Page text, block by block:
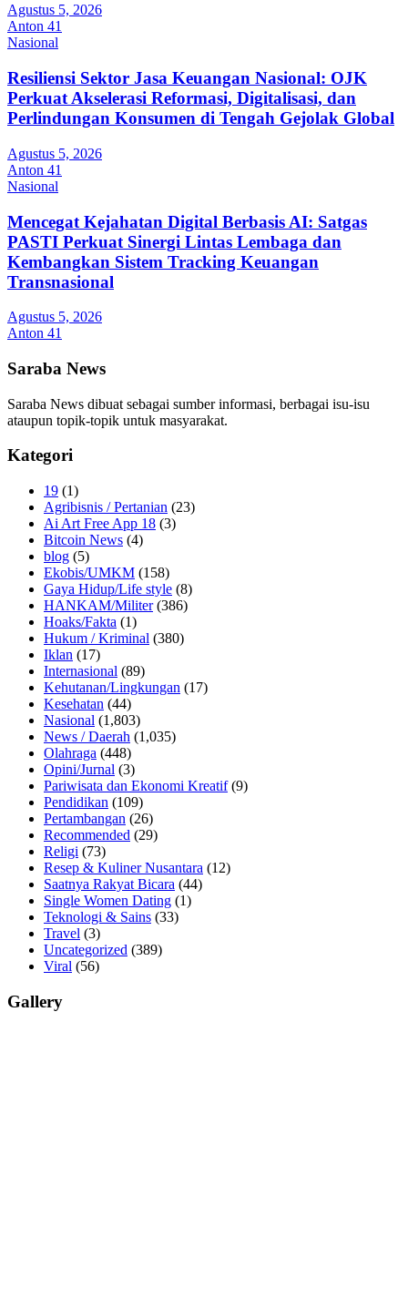
Agustus 5, 2026
Anton 41
Nasional
Resiliensi Sektor Jasa Keuangan Nasional: OJK
Perkuat Akselerasi Reformasi, Digitalisasi, dan
Perlindungan Konsumen di Tengah Gejolak Global
Agustus 5, 2026
Anton 41
Nasional
Mencegat Kejahatan Digital Berbasis AI: Satgas
PASTI Perkuat Sinergi Lintas Lembaga dan
Kembangkan Sistem Tracking Keuangan
Transnasional
Agustus 5, 2026
Anton 41
Saraba News
Saraba News dibuat sebagai sumber informasi, berbagai isu-isu
ataupun topik-topik untuk masyarakat.
Kategori
19 (1)
Agribisnis / Pertanian (23)
Ai Art Free App 18 (3)
Bitcoin News (4)
blog (5)
Ekobis/UMKM (158)
Gaya Hidup/Life style (8)
HANKAM/Militer(386)
Hoaks/Fakta (1)
Hukum / Kriminal (380)
Iklan (17)
Internasional (89)
Kehutanan/Lingkungan (17)
Kesehatan (44)
Nasional (1,803)
News / Daerah (1,035)
Olahraga (448)
Opini/Jurnal (3)
Pariwisata dan Ekonomi Kreatif(9)
Pendidikan (109)
Pertambangan (26)
Recommended (29)
Religi (73)
Resep & Kuliner Nusantara (12)
Saatnya Rakyat Bicara (44)
Single Women Dating (1)
Teknologi & Sains (33)
Travel (3)
Uncategorized (389)
Viral (56)
Gallery